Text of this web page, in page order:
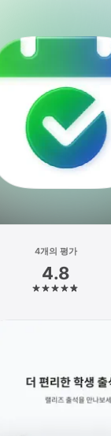
4개의 평가
4.8